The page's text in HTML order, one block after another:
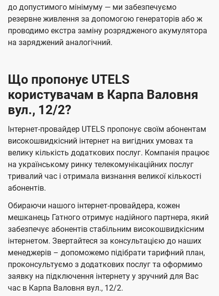
до допустимого мінімуму — ми забезпечуємо
резервне живлення за допомогою генераторів або ж
проводимо екстра заміну розрядженого акумулятора
на заряджений аналогічний.
Що пропонує UTELS
користувачам в Карпа Валовня
вул., 12/2?
Інтернет-провайдер UTELS пропонує своїм абонентам
високошвидкісний інтернет на вигідних умовах та
велику кількість додаткових послуг. Компанія працює
на українському ринку телекомунікаційних послуг
тривалий час і отримала визнання великої кількості
абонентів.
Обираючи нашого інтернет-провайдера, кожен
мешканець Гатного отримує надійного партнера, який
забезпечує абонентів стабільним високошвидкісним
інтернетом. Звертайтеся за консультацією до наших
менеджерів – допоможемо підібрати тарифний план,
проконсультуємо з додаткових послуг та оформимо
заявку на підключення інтернету у зручний для Вас
час в Карпа Валовня вул., 12/2.